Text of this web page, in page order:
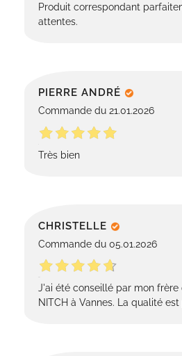
Produit correspondant
attentes.
PIERRE ANDRÉ
Commande du 21.01.2026
Très bien
CHRISTELLE
Commande du 05.01.2026
J'ai été conseillé par mon
NITCH à Vannes. La qualité